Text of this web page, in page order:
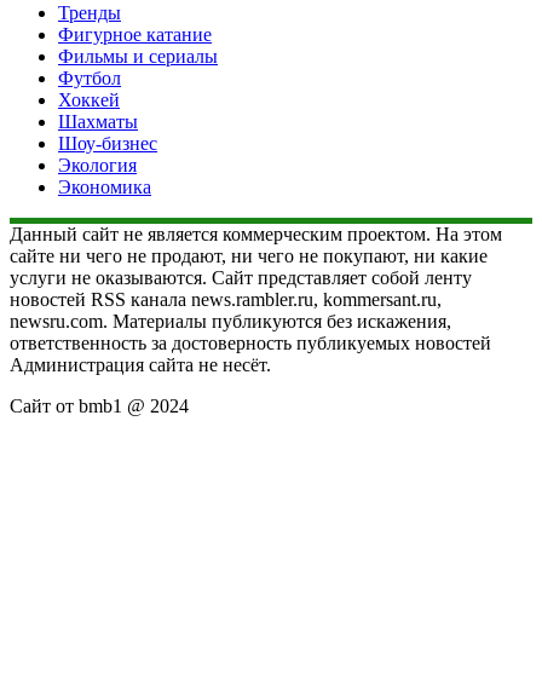
Тренды
Фигурное катание
Фильмы и сериалы
Футбол
Хоккей
Шахматы
Шоу-бизнес
Экология
Экономика
Данный сайт не является коммерческим проектом. На этом
сайте ни чего не продают, ни чего не покупают, ни какие
услуги не оказываются. Сайт представляет собой ленту
новостей RSS канала news.rambler.ru, kommersant.ru,
newsru.com. Материалы публикуются без искажения,
ответственность за достоверность публикуемых новостей
Администрация сайта не несёт.
Сайт от bmb1 @ 2024